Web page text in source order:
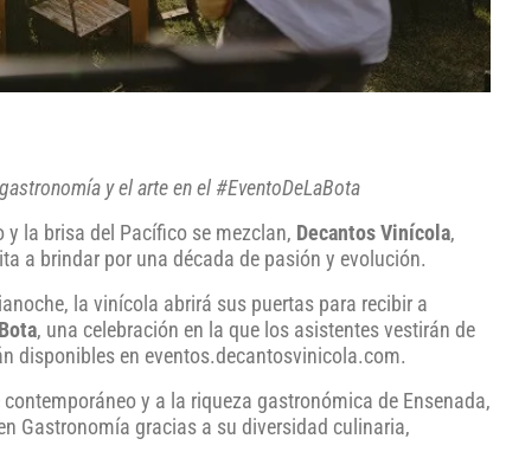
y el arte en el #EventoDeLaBota
y la brisa del Pacífico se mezclan, Decantos Vinícola,
a brindar por una década de pasión y evolución.
la vinícola abrirá sus puertas para recibir a
, una celebración en la que los asistentes vestirán de
disponibles en eventos.decantosvinicola.com.
y a la riqueza gastronómica de Ensenada,
Gastronomía gracias a su diversidad culinaria,